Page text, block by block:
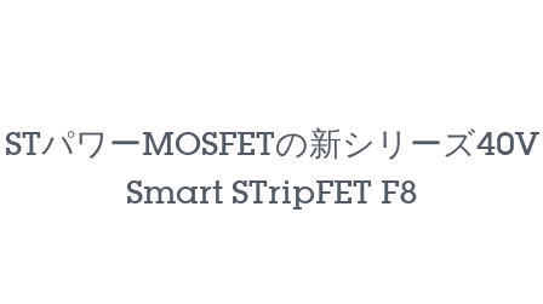
STパワーMOSFETの新シリーズ40V
Smart STripFET F8